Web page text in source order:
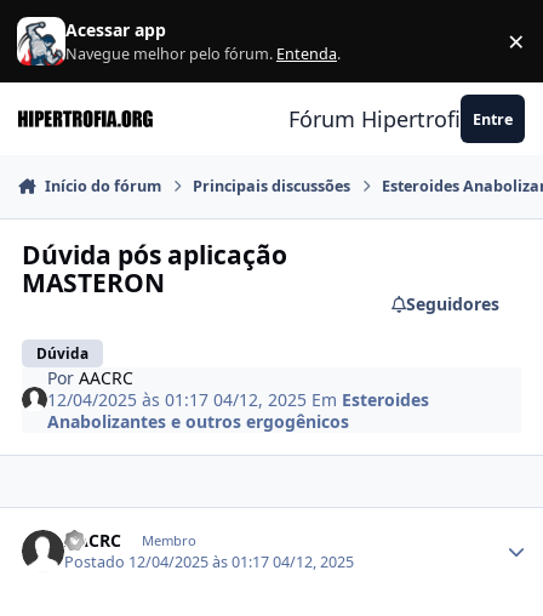
Ir para conteúdo
Acessar app
Navegue melhor pelo fórum. Entenda. ×
Fórum Hipertrofia.org
Entre
Início do fórum Principais discussões Esteroides
Dúvida pós aplicação
MASTERON
Dúvida
Seguidores
PorAACRC
12/04/2025 às 01:1704/12, 2025 Em Esteroides
Anabolizantes e outros ergogênicos
AACRC Membro
Postado 12/04/2025 às 01:1704/12, 2025